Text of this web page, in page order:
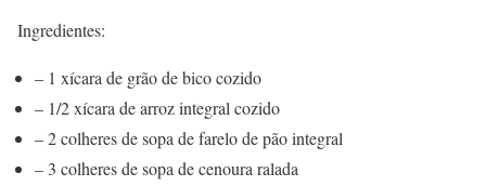
Ingredientes:
– 1 xícara de grão de bico cozido
– 1/2 xícara de arroz integral cozido
– 2 colheres de sopa de farelo de pão integral
– 3 colheres de sopa de cenoura ralada